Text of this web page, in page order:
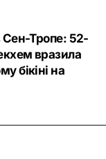
Сен-Тропе: 52-
вразила
бікіні на